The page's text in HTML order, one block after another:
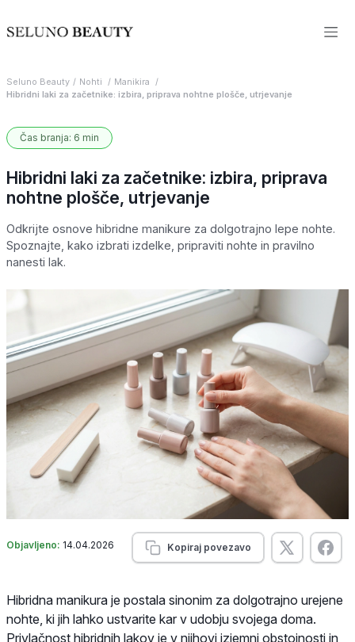
Seluno Beauty Nohti
Manikira
Hibridni laki za začetnike: izbira, priprava nohtne plošče, utrjevanje
Čas branja: 6 min
Hibridni laki za začetnike: izbira, priprava
nohtne plošče, utrjevanje
Odkrijte osnove hibridne manikure za dolgotrajno lepe nohte.
Spoznajte, kako izbrati izdelke, pripraviti nohte in pravilno
nanesti lak.
Objavljeno: 14.04.2026 Kopiraj povezavo
Hibridna manikura je postala sinonim za dolgotrajno urejene
nohte, ki jih lahko ustvarite kar v udobju svojega doma.
Privlačnost hibridnih lakov je v njihovi izjemni obstojnosti in